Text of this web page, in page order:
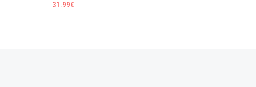
31.99€